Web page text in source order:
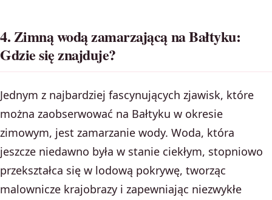
4. Zimną wodą zamarzającą na Bałtyku:
Gdzie się znajduje?
Jednym z najbardziej fascynujących zjawisk, które
można zaobserwować na Bałtyku w okresie
zimowym, jest zamarzanie wody. Woda, która
jeszcze niedawno była w stanie ciekłym, stopniowo
przekształca się w lodową pokrywę, tworząc
malownicze krajobrazy i zapewniając niezwykłe